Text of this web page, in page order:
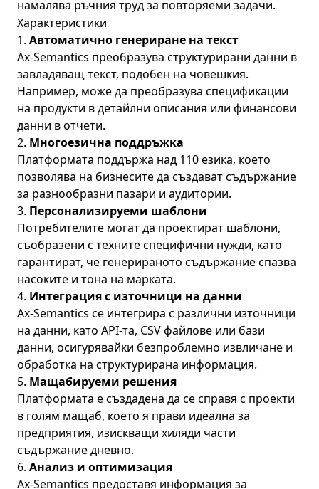
намалява ръчния труд за повторяеми задачи.
Характеристики
1. Автоматично генериране на текст
Ax-Semantics преобразува структурирани данни в
завладяващ текст, подобен на човешкия.
Например, може да преобразува спецификации
на продукти в детайлни описания или финансови
данни в отчети.
2. Многоезична поддръжка
Платформата поддържа над 110 езика, което
позволява на бизнесите да създават съдържание
за разнообразни пазари и аудитории.
3. Персонализируеми шаблони
Потребителите могат да проектират шаблони,
съобразени с техните специфични нужди, като
гарантират, че генерираното съдържание спазва
насоките и тона на марката.
4. Интеграция с източници на данни
Ax-Semantics се интегрира с различни източници
на данни, като API-та, CSV файлове или бази
данни, осигурявайки безпроблемно извличане и
обработка на структурирана информация.
5. Мащабируеми решения
Платформата е създадена да се справя с проекти
в голям мащаб, което я прави идеална за
предприятия, изискващи хиляди части
съдържание дневно.
6. Анализ и оптимизация
Ax-Semantics предоставя информация за